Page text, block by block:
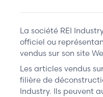
La société REI
officiel ou
vendus sur son site
Les articles vendus
filière de
Industry. Ils peuvent